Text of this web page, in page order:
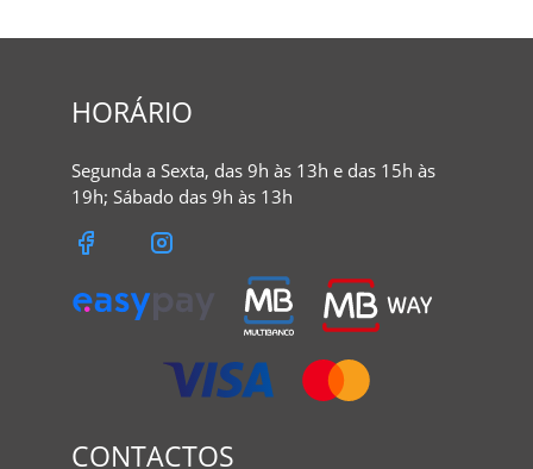
HORÁRIO
Segunda a Sexta, das 9h às 13h e das 15h às
19h; Sábado das 9h às 13h
CONTACTOS